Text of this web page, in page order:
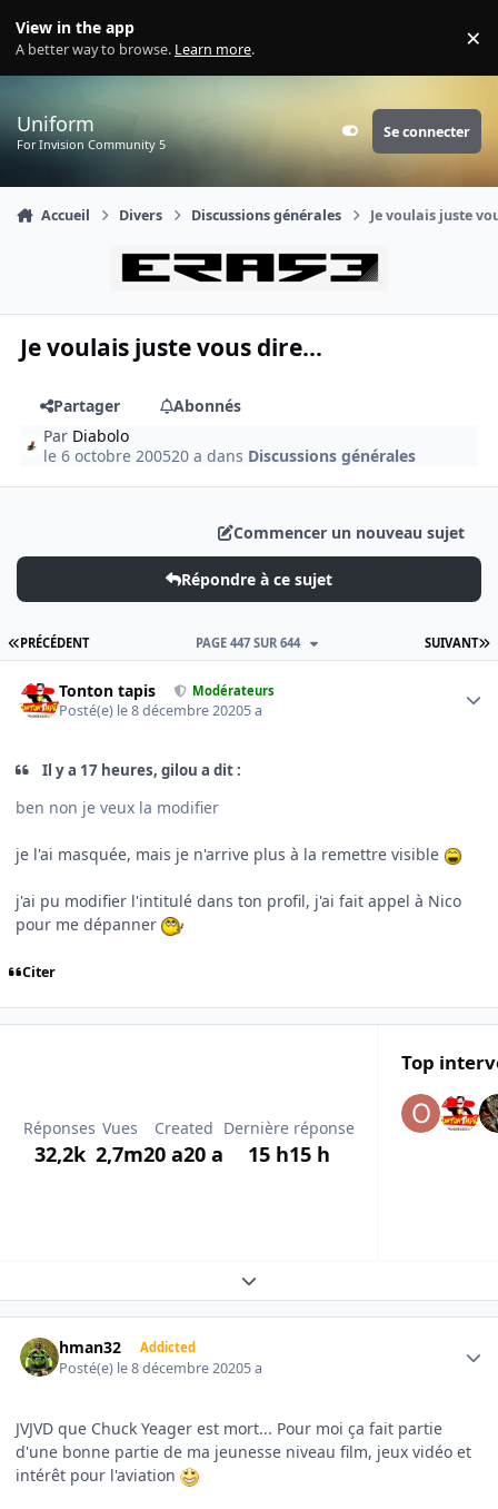
View in the app
A better way to browse. Learn more. ×
Uniform
For Invision Community 5 Customizer
Se connecter
Accueil Divers Discussions générales Je voulais juste
Je voulais juste vous dire...
Partager
Abonnés
Par Diabolo
le 6 octobre 200520 a dans Discussions générales
Commencer un nouveau sujet
Répondre à ce sujet
PREMIÈRE PAGE
PRÉCÉDENT SUIVANT
PAGE 447 SUR 644
Tonton tapis Modérateurs
Posté(e) le 8 décembre 20205 a
Il y a 17 heures, gilou a dit :
ben non je veux la modifier
je l'ai masquée, mais je n'arrive plus à la remettre visible
j'ai pu modifier l'intitulé dans ton profil, j'ai fait appel à Nico
pour me dépanner
Citer
Réponses
32,2k
Vues
2,7m
Created
20 a20 a
Dernière réponse
15 h15 h
Top
Expand topic overview
hman32 Addicted
Posté(e) le 8 décembre 20205 a
JVJVD que Chuck Yeager est mort... Pour moi ça fait partie
d'une bonne partie de ma jeunesse niveau film, jeux vidéo et
intérêt pour l'aviation